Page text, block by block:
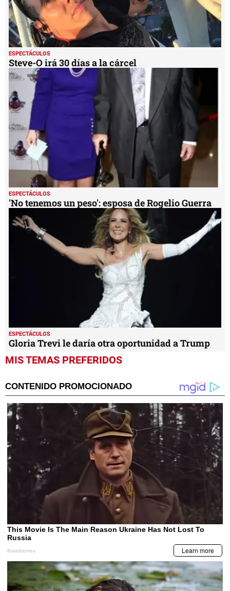
ESPECTÁCULOS
Steve-O irá 30 días a la cárcel
ESPECTÁCULOS
'No tenemos un peso': esposa de Rogelio Guerra
ESPECTÁCULOS
Gloria Trevi le daría otra oportunidad a Trump
MIS TEMAS PREFERIDOS